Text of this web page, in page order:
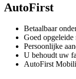
AutoFirst
Betaalbaar
Goed opgeleide
Persoonlijke
U behoudt uw
AutoFirst